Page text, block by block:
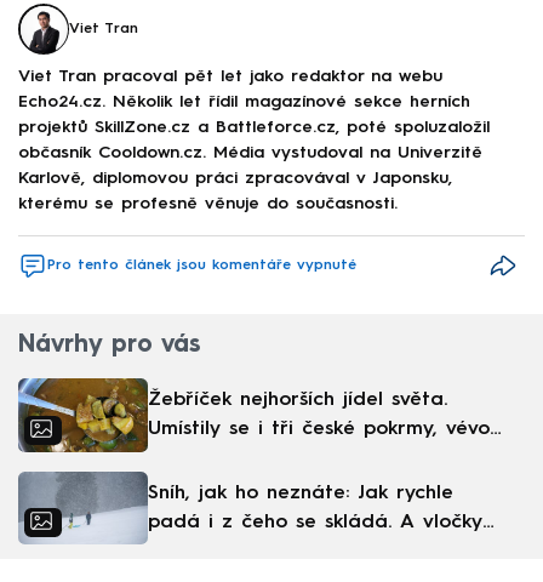
Viet Tran
Viet Tran pracoval pět let jako redaktor na webu
Echo24.cz. Několik let řídil magazínové sekce herních
projektů SkillZone.cz a Battleforce.cz, poté spoluzaložil
občasník Cooldown.cz. Média vystudoval na Univerzitě
Karlově, diplomovou práci zpracovával v Japonsku,
kterému se profesně věnuje do současnosti.
Pro tento článek jsou komentáře vypnuté
Návrhy pro vás
Žebříček nejhorších jídel světa.
Umístily se i tři české pokrmy, vévodí
Sníh, jak ho neznáte: Jak rychle
padá i z čeho se skládá. A vločky